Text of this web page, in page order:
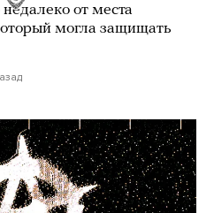
от места
могла защищать